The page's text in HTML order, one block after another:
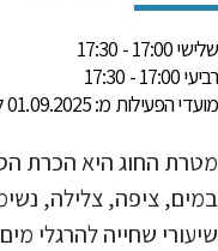
שלישי 17:00 - 17:30
רביעי 17:00 - 17:30
מועדי הפעילות מ: 01.09.2025 ל: 30.06.2026
מטרת החוג היא הכרת
במים, ציפה, צלילה,